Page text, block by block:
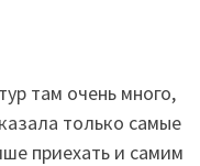
там очень много,
только самые
приехать и самим